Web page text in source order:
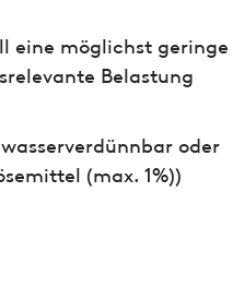
eine möglichst geringe
Belastung
oder
(max. 1%))